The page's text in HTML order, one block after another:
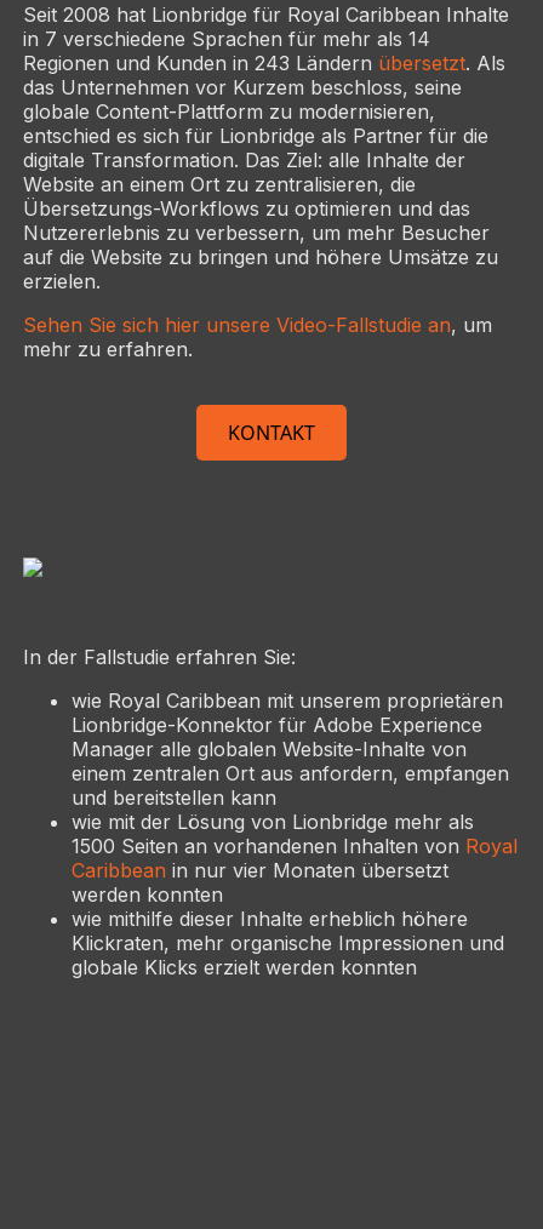
Seit 2008 hat Lionbridge für Royal Caribbean Inhalte
in 7 verschiedene Sprachen für mehr als 14
Regionen und Kunden in 243 Ländern übersetzt. Als
das Unternehmen vor Kurzem beschloss, seine
globale Content-Plattform zu modernisieren,
entschied es sich für Lionbridge als Partner für die
digitale Transformation. Das Ziel: alle Inhalte der
Website an einem Ort zu zentralisieren, die
Übersetzungs-Workflows zu optimieren und das
Nutzererlebnis zu verbessern, um mehr Besucher
auf die Website zu bringen und höhere Umsätze zu
erzielen.
Sehen Sie sich hier unsere Video-Fallstudie an, um
mehr zu erfahren.
KONTAKT
In der Fallstudie erfahren Sie:
wie Royal Caribbean mit unserem proprietären
Lionbridge-Konnektor für Adobe Experience
Manager alle globalen Website-Inhalte von
einem zentralen Ort aus anfordern, empfangen
und bereitstellen kann
wie mit der Lösung von Lionbridge mehr als
1500 Seiten an vorhandenen Inhalten von Royal
Caribbean in nur vier Monaten übersetzt
werden konnten
wie mithilfe dieser Inhalte erheblich höhere
Klickraten, mehr organische Impressionen und
globale Klicks erzielt werden konnten